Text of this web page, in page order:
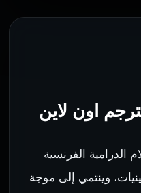
الدرامية الفرنسية
وينتمي إلى موجة